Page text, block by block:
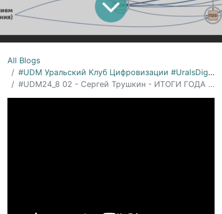
All Blogs
#UDM Уральский Клуб Цифровизации #UralsDigitalMachinery
#UDM24_8 02 - Сергей Трушкин - ИТОГИ ГОДА 2024 и тренды цифровизации на 2025